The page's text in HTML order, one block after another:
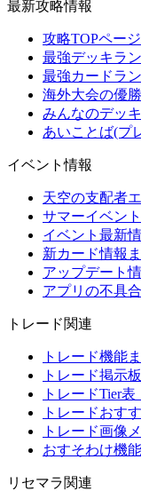
最新攻略情報
攻略TOPページ
最強デッキラ
最強カードラ
海外大会の優
みんなのデッ
あいことば(プ
イベント情報
天空の支配者
サマーイベン
イベント最新
新カード情報
アップデート
アプリの不具
トレード関連
トレード機能
トレード掲示板
トレードTier
トレードおす
トレード画像
おすそわけ機
リセマラ関連